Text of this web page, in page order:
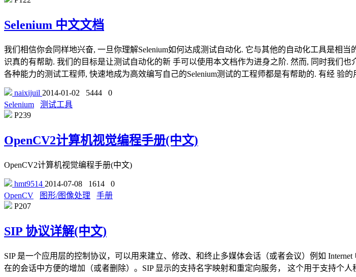
Selenium 中文文档
我们相信你会同样地兴奋, 一旦你理解Selenium如何达成测试自动化. 它与其他的自动化工具是相
识真的有帮助. 我们的目标是让测试自动化的新 手可以使用本文档作为进身之阶. 然而, 同时我们
各种能力的测试工程师, 快速地成为高效编写自己的Selenium测试的工程师都是有帮助的. 有经 验
naixijuil 2014-01-02 5444
0
Selenium
测试工具
P239
OpenCV2计算机视觉编程手册(中文)
OpenCV2计算机视觉编程手册(中文)
hmt9514 2014-07-08 1614
0
OpenCV
图形/图像处理
手册
P207
SIP 协议详解(中文)
SIP 是一个应用层的控制协议，可以用来建立、修改、和终止多媒体会话（或者会议）例如
在的会话中方便的增加（或者删除）。SIP 显示的支持名字映射和重定向服务， 这个用于支持个